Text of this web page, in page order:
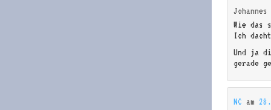
Johannes
Wie das
Ich
Und ja
gerade
NC am